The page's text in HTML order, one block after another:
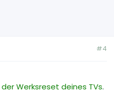
#4
der Werksreset deines TVs.